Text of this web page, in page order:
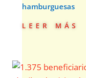
hamburguesas
leer más